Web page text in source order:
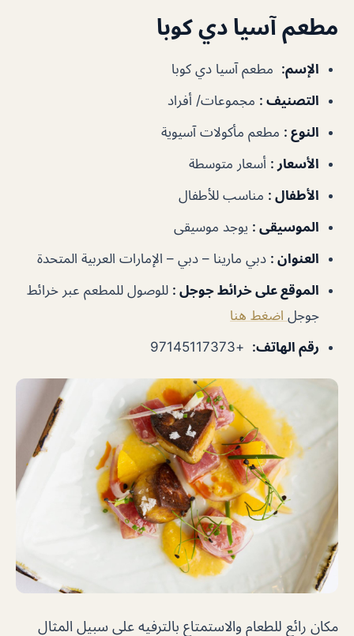
مطعم آسيا دي كوبا
الإسم: مطعم آسيا دي كوبا
التصنيف : مجموعات/ أفراد
النوع : مطعم مأكولات آسيوية
الأسعار : أسعار متوسطة
الأطفال : مناسب للأطفال
الموسيقى : يوجد موسيقى
العنوان : دبي مارينا – دبي – الإمارات العربية المتحدة
الموقع على خرائط جوجل : للوصول للمطعم عبر خرائط
جوجل اضغط هنا
رقم الهاتف:
+97145117373
مكان رائع للطعام والاستمتاع بالترفيه على سبيل المثال